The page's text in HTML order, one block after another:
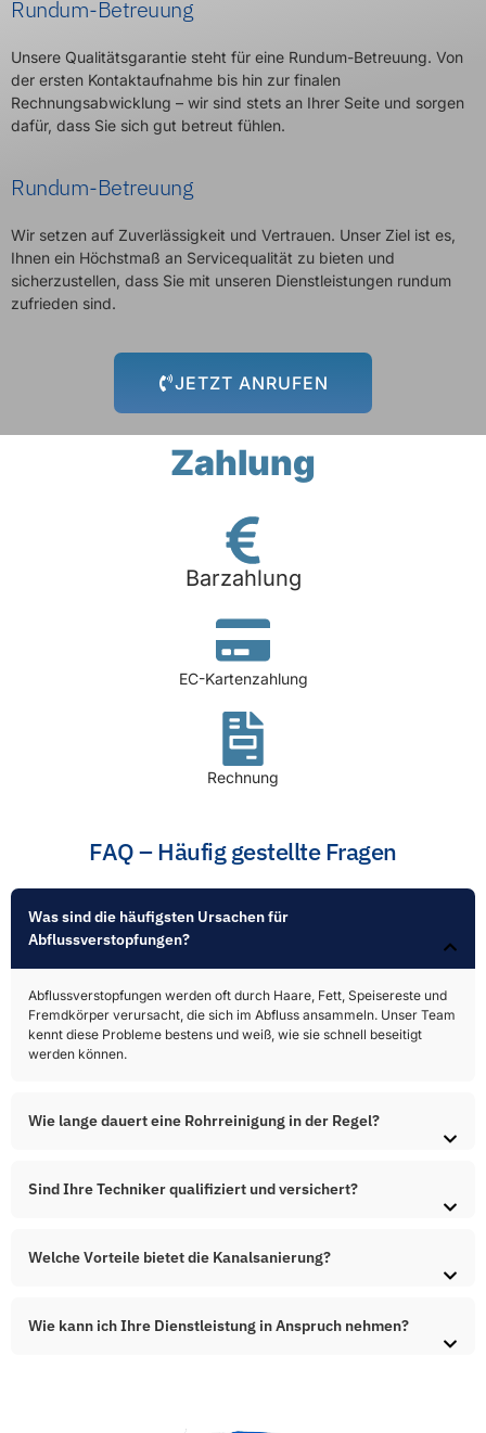
Rundum-Betreuung
Unsere Qualitätsgarantie steht für eine Rundum-Betreuung. Von
der ersten Kontaktaufnahme bis hin zur finalen
Rechnungsabwicklung – wir sind stets an Ihrer Seite und sorgen
dafür, dass Sie sich gut betreut fühlen.
Rundum-Betreuung
Wir setzen auf Zuverlässigkeit und Vertrauen. Unser Ziel ist es,
Ihnen ein Höchstmaß an Servicequalität zu bieten und
sicherzustellen, dass Sie mit unseren Dienstleistungen rundum
zufrieden sind.
JETZT ANRUFEN
Zahlung
Barzahlung
EC-Kartenzahlung
Rechnung
FAQ – Häufig gestellte Fragen
Was sind die häufigsten Ursachen für
Abflussverstopfungen?​
Abflussverstopfungen werden oft durch Haare, Fett, Speisereste und
Fremdkörper verursacht, die sich im Abfluss ansammeln. Unser Team
kennt diese Probleme bestens und weiß, wie sie schnell beseitigt
werden können.
Wie lange dauert eine Rohrreinigung in der Regel?
Sind Ihre Techniker qualifiziert und versichert?
Welche Vorteile bietet die Kanalsanierung?
Wie kann ich Ihre Dienstleistung in Anspruch nehmen?